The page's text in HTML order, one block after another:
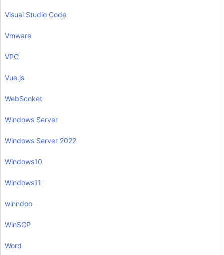
Visual Studio Code
Vmware
VPC
Vue.js
WebScoket
Windows Server
Windows Server 2022
Windows10
Windows11
winndoo
WinSCP
Word